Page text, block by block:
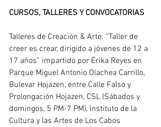
CURSOS, TALLERES Y CONVOCATORIAS
Talleres de Creación & Arte: “Taller de
creer es crear, dirigido a jóvenes de 12 a
17 años” impartido por Érika Reyes en
Parque Miguel Antonio Olachea Carrillo,
Bulevar Hojazen, entre Calle Falso y
Prolongación Hojazen, CSL (Sábados y
domingos, 5 PM-7 PM), Instituto de la
Cultura y las Artes de Los Cabos